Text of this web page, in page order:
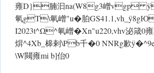
雍D}腩汩na(W8g3嶒vgp
氠gT\氠嶒"u�胉GS41.1,vh_ ÿ
I2023t^Ω^氠嶒�Xn"u220,vhv泌
焺^4Xb_槔剌\Pb千�0 NNRg歉
\ W闚雍mi b]佁0